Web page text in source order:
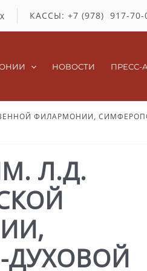
КАССЫ: +7 (978) 917-70-
НОВОСТИ
ФИЛАРМОНИИ,
Л.Д.
ДУХОВОЙ